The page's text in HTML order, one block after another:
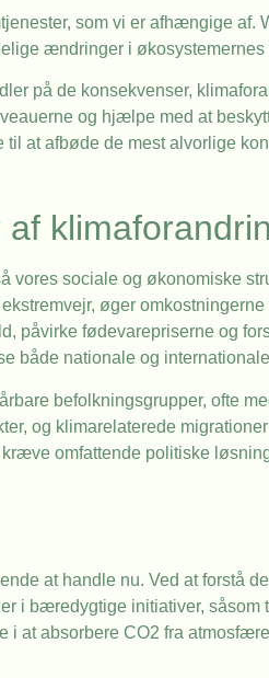
som vi er afhængige af.
ændringer i
på de konsekvenser,
og hjælpe med at
at afbøde de mest alvorlige
sociale og økonomiske
øger
påvirke fødevarepriserne og
både nationale og
befolkningsgrupper, ofte
og klimarelaterede
omfattende politiske
at handle nu. Ved at forstå
i bæredygtige initiativer,
i at absorbere CO2 fra